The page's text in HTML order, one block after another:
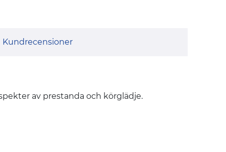
Kundrecensioner
av prestanda och körglädje.